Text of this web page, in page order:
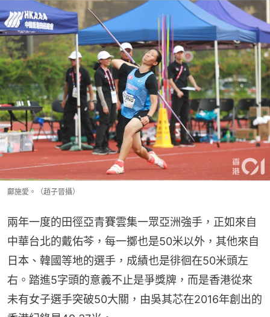
鄺施愛。（趙子晉攝）
兩年一度的田徑亞青賽雲集一眾亞洲強手，正如來自
中華台北的戴佑芩，每一擲也是50米以外，其他來自
日本、韓國等地的選手，成績也是徘徊在50米頭左
右。踏進5字頭的意義不止是爭獎牌，而是香港從來
未有女子選手突破50大關，由吳其芯在2016年創出的